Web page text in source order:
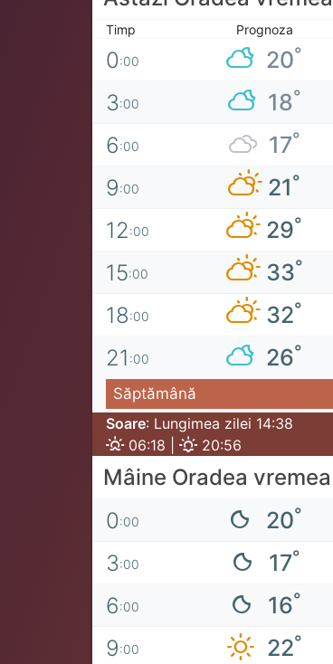
Timp Prognoza
0:00 20°
3:00 18°
6:00 17°
9:00 21°
12:00 29°
15:00 33°
18:00 32°
21 :00 26°
Săptămână
Soare: Lungimea zilei 14:38
06:18 |
20:56
Mâine Oradea vremea
0:00 20°
3:00 17°
6:00 16°
9:00 22°